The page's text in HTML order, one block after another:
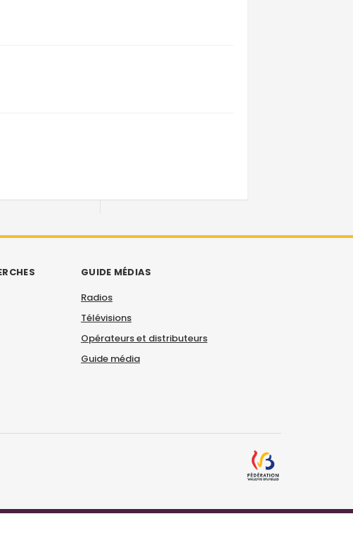
GUIDE MÉDIAS
Radios
Télévisions
Opérateurs et distributeurs
Guide média